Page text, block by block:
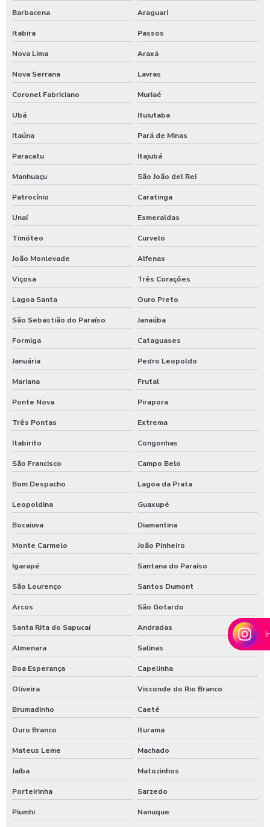
Lavagem de trator
Lavagem de veículos pesados
Limpa sider
Limpeza de máquinas pesadas
Limpeza de trator
Maquina para higienização de carros
Maquina de higienização de veiculos
Máquina de jogar produtos automotivos
Máquina de jogar produtos químicos
Máquina de jogar sabão
Maquina de jogar sabao para carros
Maquina de lavar caminhão de água quente
Máquina de lavar caminhão três produtos
Maquina para lavar caminhões
Maquina para lavar onibus
Máquina de lavar ônibus
Máquina de lavar ônibus preço
Maquinas para higienização automotiva
Maquinas para higienização interna de veiculos
Melhores produtos para higienização de carros
Moedeiro para calibrador
Moedeiro para calibrador de pneus
Moedeiro tarifador para calibrador de pneus
Pastilha de cloro para tratamento de água
Posto com aspirador self service sp
Posto de lavagem de caminhões
Preço de controlador de banho
Produto para higienização interna de veiculos
Produtos para lavagem de caminhões
Produtos para limpeza interna automotiva
Produtos quimico para lavagem de caminhão
Barbacena Araguari
Itabira Passos
Nova Lima Araxá
Nova Serrana Lavras
Coronel Fabriciano Muriaé
Ubá Ituiutaba
Itaúna Pará de Minas
Paracatu Itajubá
Manhuaçu São João del Rei
Patrocínio Caratinga
Unaí Esmeraldas
Timóteo Curvelo
João Monlevade Alfenas
Viçosa Três Corações
Lagoa Santa Ouro Preto
São Sebastião do Paraíso Janaúba
Formiga Cataguases
Januária Pedro Leopoldo
Mariana Frutal
Ponte Nova Pirapora
Três Pontas Extrema
Itabirito Congonhas
São Francisco Campo Belo
Bom Despacho Lagoa da Prata
Leopoldina Guaxupé
Bocaiuva Diamantina
Monte Carmelo João Pinheiro
Igarapé Santana do Paraíso
São Lourenço Santos Dumont
Arcos São Gotardo
Santa Rita do Sapucaí Andradas
Almenara Salinas
Boa Esperança Capelinha
Oliveira Visconde do Rio Branco
Brumadinho Caeté
Ouro Branco Iturama
Mateus Leme Machado
Jaíba Matozinhos
Porteirinha Sarzedo
Piumhi Nanuque